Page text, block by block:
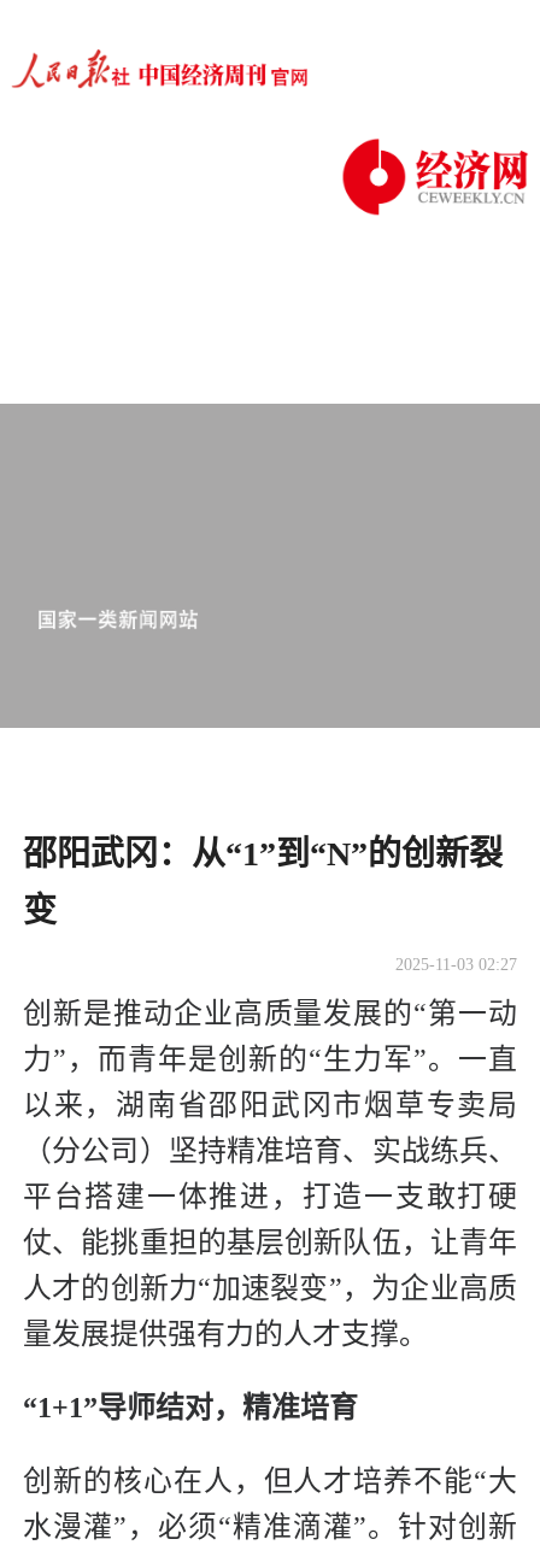
邵阳武冈：从“1”到“N”的创新裂
变
2025-11-03 02:27
创新是推动企业高质量发展的“第一动
力”，而青年是创新的“生力军”。一直
以来，湖南省邵阳武冈市烟草专卖局
（分公司）坚持精准培育、实战练兵、
平台搭建一体推进，打造一支敢打硬
仗、能挑重担的基层创新队伍，让青年
人才的创新力“加速裂变”，为企业高质
量发展提供强有力的人才支撑。
“1+1”导师结对，精准培育
创新的核心在人，但人才培养不能“大
水漫灌”，必须“精准滴灌”。针对创新